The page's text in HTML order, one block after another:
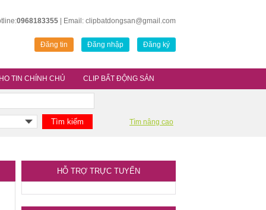
0968183355 | Email: clipbatdongsan@gmail.com
Đăng tin Đăng nhập Đăng ký
TIN CHÍNH CHỦ CLIP BẤT ĐỘNG SẢN
Tìm nâng cao
HỖ TRỢ TRỰC TUYẾN